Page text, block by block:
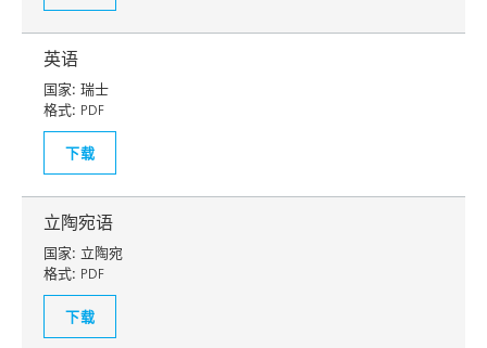
英语
国家: 瑞士
格式: PDF
下载
立陶宛语
国家: 立陶宛
格式: PDF
下载